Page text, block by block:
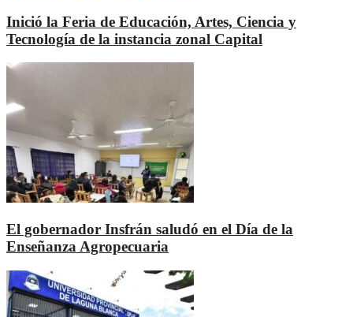
Inició la Feria de Educación, Artes, Ciencia y
Tecnología de la instancia zonal Capital
El gobernador Insfrán saludó en el Día de la
Enseñanza Agropecuaria